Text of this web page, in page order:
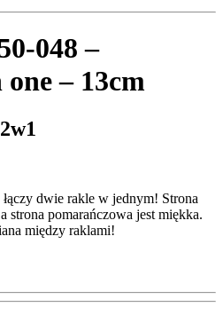
048 –
one – 13cm
dwie rakle w jednym! Strona
strona pomarańczowa jest miękka.
między raklami!